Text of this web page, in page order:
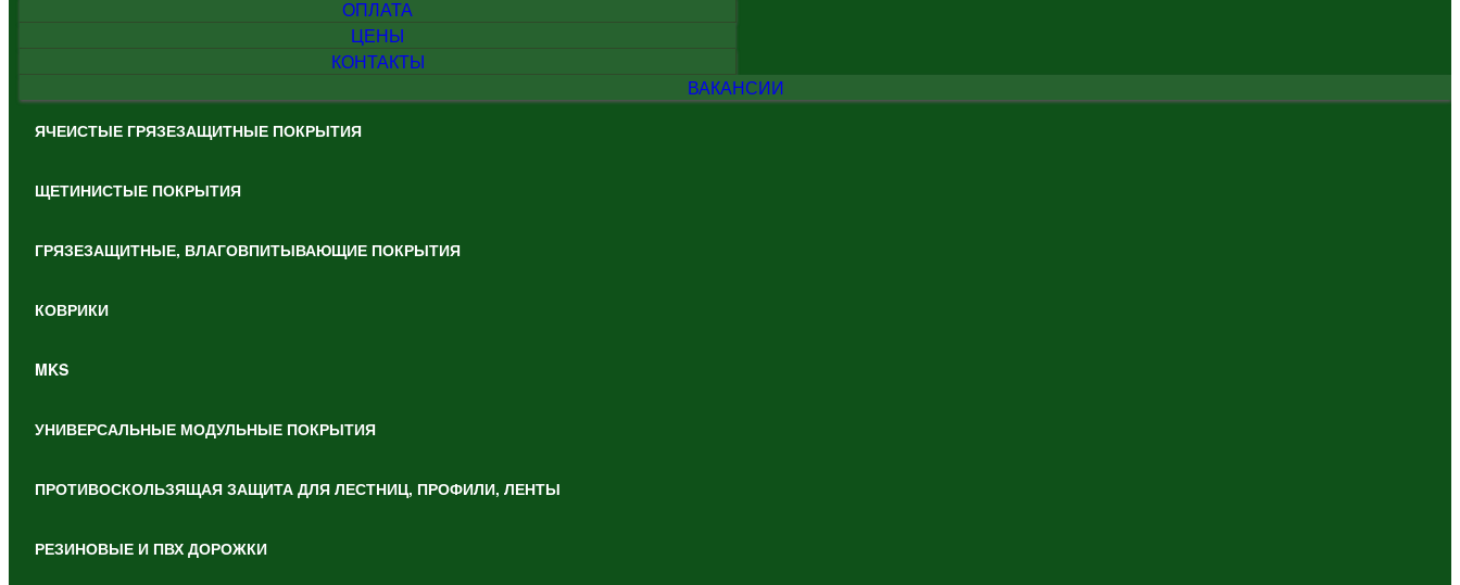
ОПЛАТА
ЦЕНЫ
КОНТАКТЫ
ВАКАНСИИ
ЯЧЕИСТЫЕ ГРЯЗЕЗАЩИТНЫЕ ПОКРЫТИЯ
ЩЕТИНИСТЫЕ ПОКРЫТИЯ
ГРЯЗЕЗАЩИТНЫЕ, ВЛАГОВПИТЫВАЮЩИЕ ПОКРЫТИЯ
КОВРИКИ
MKS
УНИВЕРСАЛЬНЫЕ МОДУЛЬНЫЕ ПОКРЫТИЯ
ПРОТИВОСКОЛЬЗЯЩАЯ ЗАЩИТА ДЛЯ ЛЕСТНИЦ, ПРОФИЛИ, ЛЕНТЫ
РЕЗИНОВЫЕ И ПВХ ДОРОЖКИ